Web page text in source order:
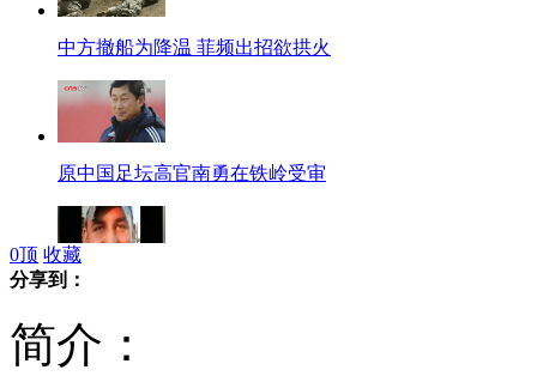
中方撤船为降温 菲频出招欲拱火
原中国足坛高官南勇在铁岭受审
0顶 收藏
分享到：
简介：